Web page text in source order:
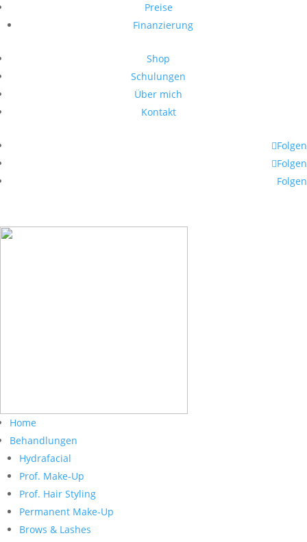
Preise
Finanzierung
Shop
Schulungen
Über mich
Kontakt
Folgen
Folgen
Folgen
Home
Behandlungen
Hydrafacial
Prof. Make-Up
Prof. Hair Styling
Permanent Make-Up
Brows & Lashes